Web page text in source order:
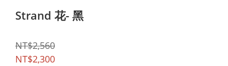
Strand 花- 黑
NT$2,560
NT$2,300